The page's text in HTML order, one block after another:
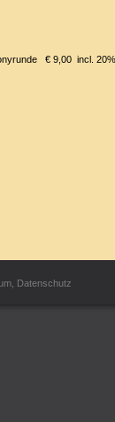
€ 9,00 incl. 20%
Datenschutz